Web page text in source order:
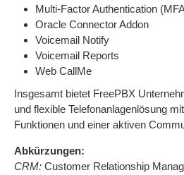
Multi-Factor Authentication
Oracle Connector Addon
Voicemail Notify
Voicemail Reports
Web CallMe
Insgesamt bietet FreePBX
und flexible Telefonanlagenlösung
Funktionen und einer aktiven
Abkürzungen:
CRM: Customer Relationship